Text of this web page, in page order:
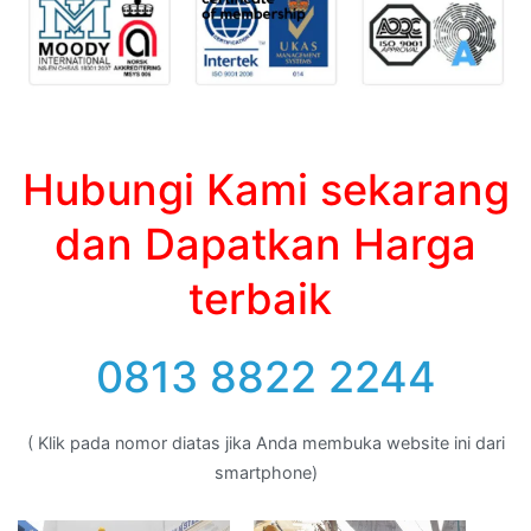
Hubungi Kami sekarang
dan Dapatkan Harga
terbaik
0813 8822 2244
( Klik pada nomor diatas jika Anda membuka website ini dari
smartphone)